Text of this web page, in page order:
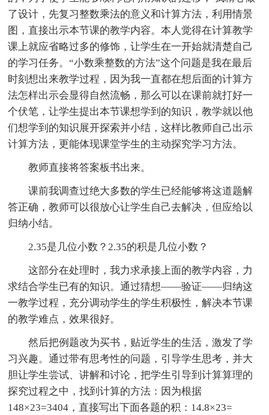
了设计，先复习整数乘法的意义和计算方法，利用情景
图，直接出示本节课的教学内容。本人觉得在计算教学
课上就应省略过多的修饰，让学生在一开始就清楚自己
的学习任务。“小数乘整数的方法”这个问题是我在最后
时刻想出来教学过程，因为我一直都在想后面的计算方
法怎样出示会显得自然流畅，那么可以在课前就打好一
个伏笔，让学生提出本节课想学到的知识，教学就以他
们想学到的知识展开探索并小结，这样比教师自己出示
计算方法，更能体现课堂学生的主动探究学习方法。
教师直接将答案板书出来。
课前我调查过绝大多数的学生已经能够将这道题解
答正确，教师可以很放心让学生自己去解决，但应给以
归纳小结。
2.35是几位小数？2.35的积是几位小数？
这部分在处理时，我力求承接上面的教学内容，力
求结合学生已有的知识。通过猜想——验证——归纳这
一教学过程，充分调动学生的学生积极性，解决本节课
的教学难点，效果很好。
然后把例题改为买书，贴近学生的生活，激发了学
习兴趣。通过带有思考性的问题，引导学生思考，并大
胆让学生尝试、讲解和讨论，把学生引导到计算算理的
探究过程之中，找到计算的方法：因为根据
148×23=3404，直接写出下面各题的积：14.8×23=